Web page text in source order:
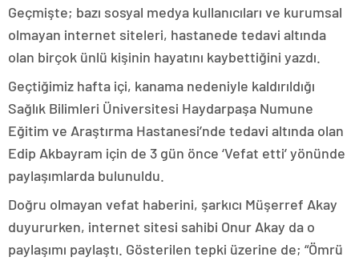
Geçmişte; bazı sosyal medya kullanıcıları ve kurumsal
olmayan internet siteleri, hastanede tedavi altında
olan birçok ünlü kişinin hayatını kaybettiğini yazdı.
Geçtiğimiz hafta içi, kanama nedeniyle kaldırıldığı
Sağlık Bilimleri Üniversitesi Haydarpaşa Numune
Eğitim ve Araştırma Hastanesi’nde tedavi altında olan
Edip Akbayram için de 3 gün önce ‘Vefat etti’ yönünde
paylaşımlarda bulunuldu.
Doğru olmayan vefat haberini, şarkıcı Müşerref Akay
duyururken, internet sitesi sahibi Onur Akay da o
paylaşımı paylaştı. Gösterilen tepki üzerine de; “Ömrü